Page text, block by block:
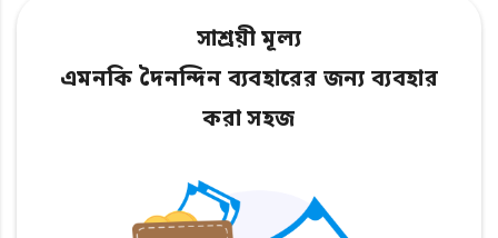
সাশ্রয়ী মূল্য
এমনকি দৈনন্দিন ব্যবহারের জন্য ব্যবহার
করা সহজ